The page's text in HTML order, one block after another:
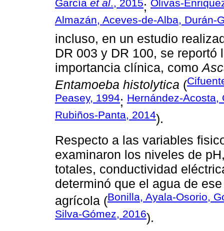
García et al., 2015; Olivas-
Almazán, Aceves-de-Alba, Durán-
incluso, en un estudio
DR 003 y DR 100, se
importancia clínica, como
Entamoeba histolytica (
Peasey, 1994; Hernández-Acosta,
Rubiños-Panta, 2014).
Respecto a las variables
examinaron los niveles de
totales, conductividad
determinó que el agua de
agrícola (Bonilla, Ayala-Osorio,
Silva-Gómez, 2016).